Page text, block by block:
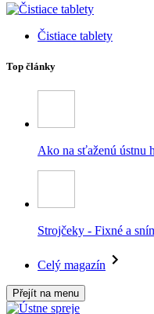
Čistiace tablety
Top články
Ako na sťaženú ústnu
Strojčeky - Fixné a
Celý magazín
Přejít na menu